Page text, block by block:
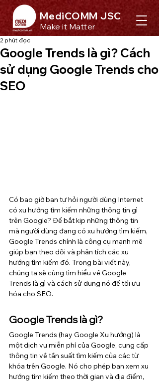
MediCOMM JSC
Make it Matter
Google Trends là gì? Cách
sử dụng Google Trends cho
SEO
2 phút đọc
Có bao giờ bạn tự hỏi người dùng Internet
có xu hướng tìm kiếm những thông tin gì
trên Google? Để bắt kịp những thông tin
mà người dùng đang có xu hướng tìm kiếm,
Google Trends chính là công cụ mạnh mẽ
giúp bạn theo dõi và phân tích các xu
hướng tìm kiếm đó. Trong bài viết này,
chúng ta sẽ cùng tìm hiểu về Google
Trends là gì và cách sử dụng nó để tối ưu
hóa cho SEO.
Google Trends là gì?
Google Trends (hay Google Xu hướng) là
một dịch vụ miễn phí của Google, cung cấp
thông tin về tần suất tìm kiếm của các từ
khóa trên Google. Nó cho phép bạn xem xu
hướng tìm kiếm theo thời gian và địa điểm,